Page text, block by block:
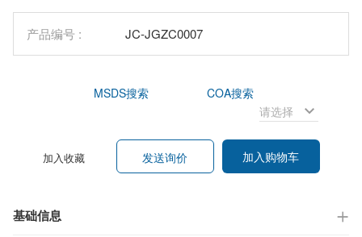
产品编号 : JC-JGZC0007
MSDS搜索 COA搜索
加入收藏 加入购物车
发送询价
基础信息